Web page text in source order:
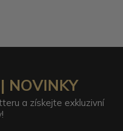
NOVINKY
a získejte exkluzivní